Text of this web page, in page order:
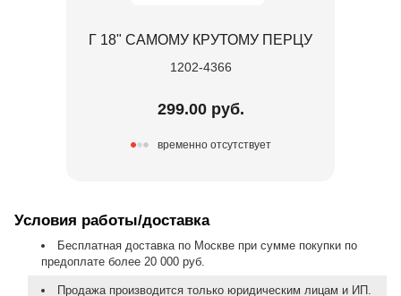
Г 18" САМОМУ КРУТОМУ ПЕРЦУ
1202-4366
299.00 руб.
временно отсутствует
Условия работы/доставка
Бесплатная доставка по Москве при сумме покупки по
предоплате более 20 000 руб.
Продажа производится только юридическим лицам и ИП.